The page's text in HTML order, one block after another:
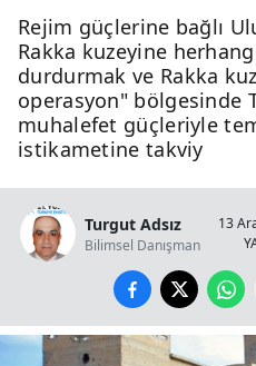
Rejim güçlerine bağlı
Rakka kuzeyine
durdurmak ve Rakka
operasyon" bölgesinde
muhalefet güçleriyle
istikametine takviy
Turgut Adsız
Bilimsel Danışman
13